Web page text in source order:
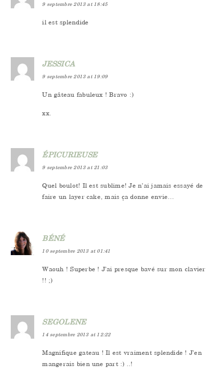
9 septembre 2013 at 18:45
il est splendide
JESSICA
9 septembre 2013 at 19:09
Un gâteau fabuleux ! Bravo :)
xx.
ÉPICURIEUSE
9 septembre 2013 at 21:03
Quel boulot! Il est sublime! Je n’ai jamais essayé de
faire un layer cake, mais ça donne envie…
BÉNÉ
10 septembre 2013 at 01:41
Waouh ! Superbe ! J’ai presque bavé sur mon clavier
!! ;)
SEGOLENE
14 septembre 2013 at 12:22
Magnifique gateau ! Il est vraiment splendide ! J’en
mangerais bien une part :) ..!